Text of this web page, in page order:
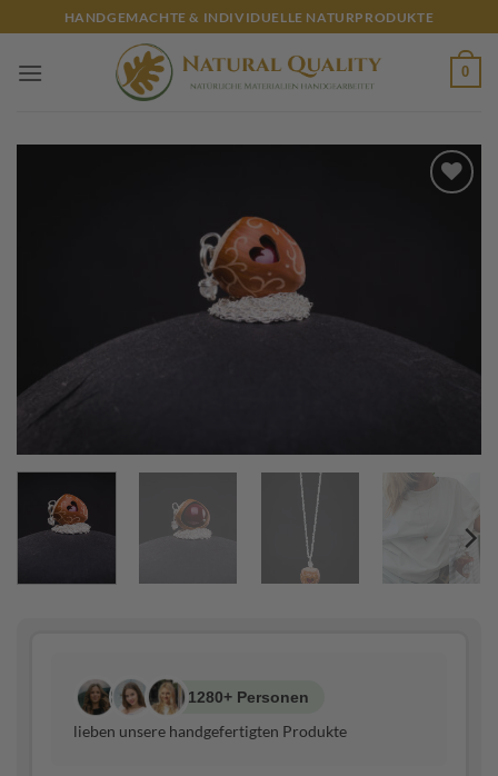
Inhalt
springen
HANDGEMACHTE & INDIVIDUELLE NATURPRODUKTE
0
1280+ Personen
lieben unsere handgefertigten Produkte